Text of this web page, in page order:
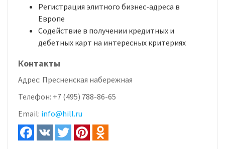
Регистрация элитного бизнес-адреса в
Европе
Содействие в получении кредитных и
дебетных карт на интересных критериях
Контакты
Адрес: Пресненская набережная
Телефон: +7 (495) 788-86-65
Email: info@hill.ru